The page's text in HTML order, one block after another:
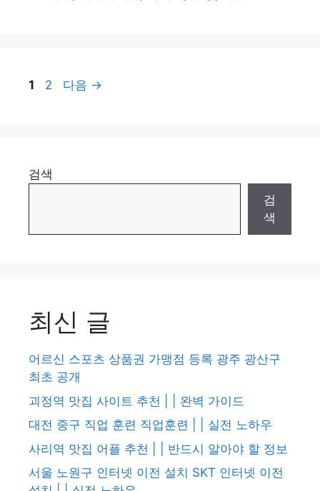
페
1
페
2 다음 →
검색
검
색
최신 글
어르신 스포츠 상품권 가맹점 등록 광주 광산구
최초 공개
괴정역 맛집 사이트 추천 | | 완벽 가이드
대전 중구 직업 훈련 직업훈련 | | 실전 노하우
사리역 맛집 어플 추천 | | 반드시 알아야 할 정보
서울 노원구 인터넷 이전 설치 SKT 인터넷 이전